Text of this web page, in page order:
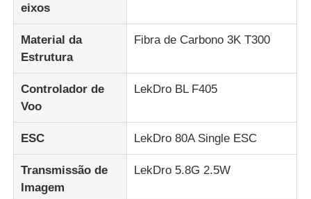
eixos
Material da
Estrutura
Fibra de Carbono 3K T300
Controlador de
Voo
LekDro BL F405
ESC LekDro 80A Single ESC
Transmissão de
Imagem
LekDro 5.8G 2.5W